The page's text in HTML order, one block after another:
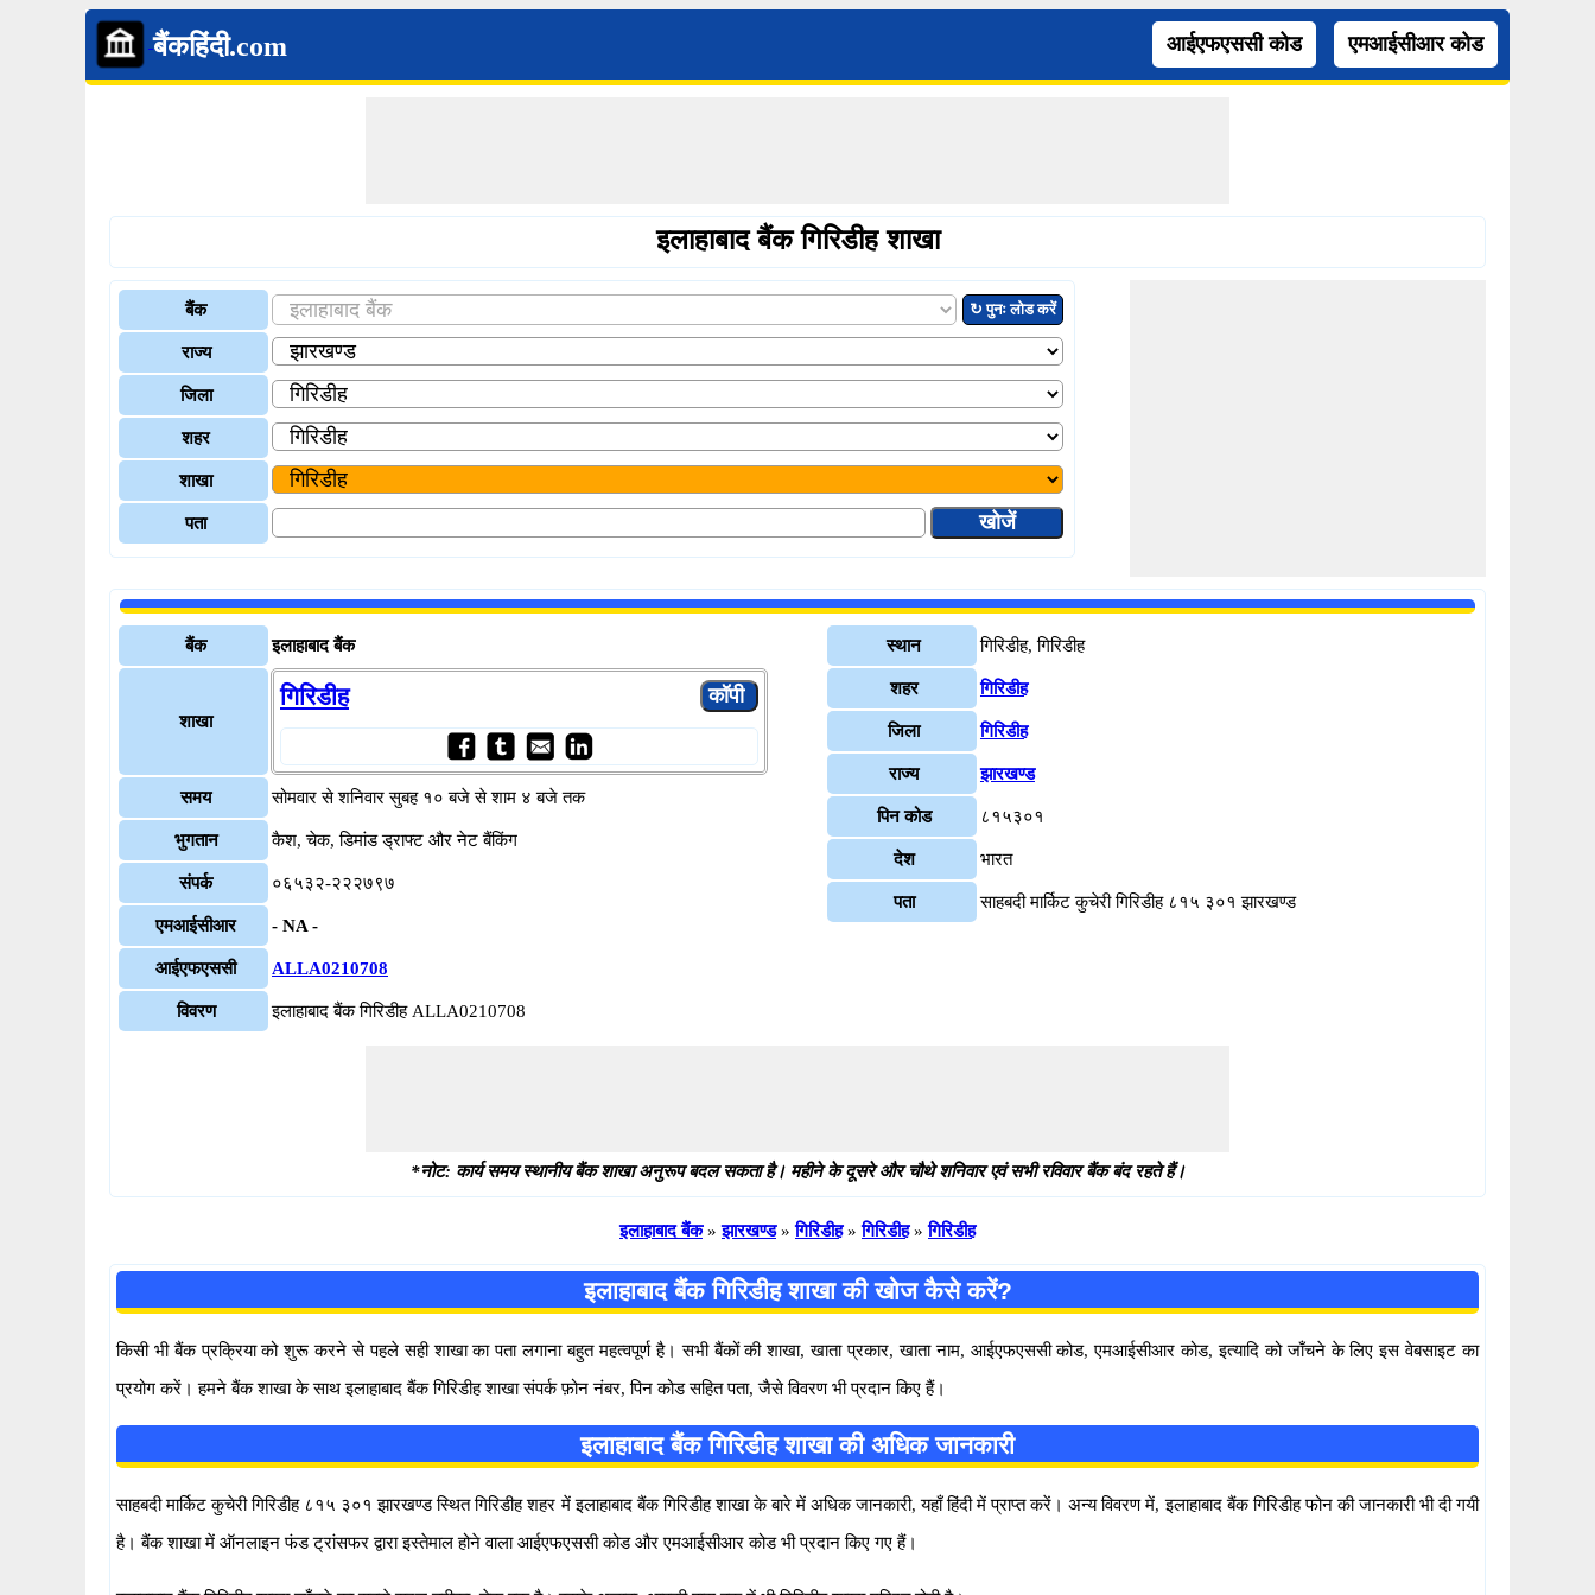
बैंकहिंदी.com आईएफएससी कोड एमआईसीआर कोड
इलाहाबाद बैंक गिरिडीह शाखा
बैंक ↻ पुनः लोड करें
राज्य
जिला
शहर
शाखा
पता
बैंक इलाहाबाद बैंक
शाखा
गिरिडीह
समय सोमवार से शनिवार सुबह १० बजे से शाम ४ बजे तक
भुगतान कैश, चेक, डिमांड ड्राफ्ट और नेट बैंकिंग
संपर्क ०६५३२-२२२७९७
एमआईसीआर - NA -
आईएफएससी ALLA0210708
विवरण इलाहाबाद बैंक गिरिडीह ALLA0210708
स्थान गिरिडीह, गिरिडीह
शहर गिरिडीह
जिला गिरिडीह
राज्य झारखण्ड
पिन कोड ८१५३०१
देश भारत
पता साहबदी मार्किट कुचेरी गिरिडीह ८१५ ३०१ झारखण्ड
*नोट: कार्य समय स्थानीय बैंक शाखा अनुरूप बदल सकता है। महीने के दूसरे और चौथे शनिवार एवं सभी रविवार बैंक बंद रहते हैं।
इलाहाबाद बैंक » झारखण्ड » गिरिडीह » गिरिडीह » गिरिडीह
इलाहाबाद बैंक गिरिडीह शाखा की खोज कैसे करें?
किसी भी बैंक प्रक्रिया को शुरू करने से पहले सही शाखा का पता लगाना बहुत महत्वपूर्ण है। सभी बैंकों की शाखा, खाता प्रकार, खाता नाम, आईएफएससी कोड, एमआईसीआर कोड, इत्यादि को जाँचने के लिए इस वेबसाइट का
प्रयोग करें। हमने बैंक शाखा के साथ इलाहाबाद बैंक गिरिडीह शाखा संपर्क फ़ोन नंबर, पिन कोड सहित पता, जैसे विवरण भी प्रदान किए हैं।
इलाहाबाद बैंक गिरिडीह शाखा की अधिक जानकारी
साहबदी मार्किट कुचेरी गिरिडीह ८१५ ३०१ झारखण्ड स्थित गिरिडीह शहर में इलाहाबाद बैंक गिरिडीह शाखा के बारे में अधिक जानकारी, यहाँ हिंदी में प्राप्त करें। अन्य विवरण में, इलाहाबाद बैंक गिरिडीह फोन की जानकारी भी दी गयी
है। बैंक शाखा में ऑनलाइन फंड ट्रांसफर द्वारा इस्तेमाल होने वाला आईएफएससी कोड और एमआईसीआर कोड भी प्रदान किए गए हैं।